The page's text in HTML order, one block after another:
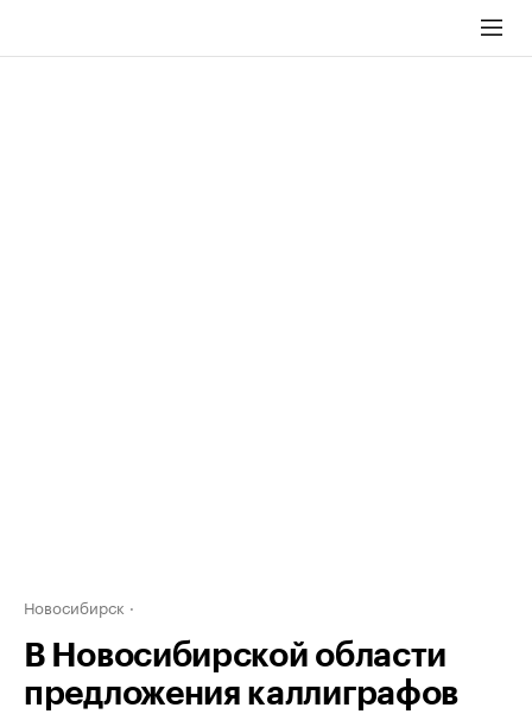
Новосибирск
В Новосибирской области
предложения каллиграфов